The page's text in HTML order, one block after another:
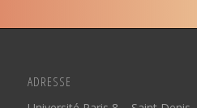
ADRESSE